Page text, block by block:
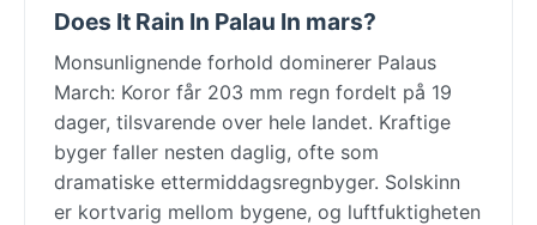
Does It Rain In Palau In mars?
Monsunlignende forhold dominerer Palaus
March: Koror får 203 mm regn fordelt på 19
dager, tilsvarende over hele landet. Kraftige
byger faller nesten daglig, ofte som
dramatiske ettermiddagsregnbyger. Solskinn
er kortvarig mellom bygene, og luftfuktigheten